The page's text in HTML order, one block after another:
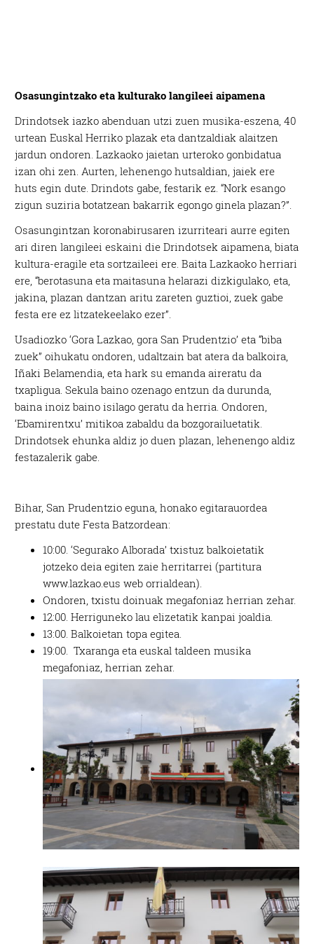
Osasungintzako eta kulturako langileei aipamena
Drindotsek iazko abenduan utzi zuen musika-eszena, 40
urtean Euskal Herriko plazak eta dantzaldiak alaitzen
jardun ondoren. Lazkaoko jaietan urteroko gonbidatua
izan ohi zen. Aurten, lehenengo hutsaldian, jaiek ere
huts egin dute. Drindots gabe, festarik ez. “Nork esango
zigun suziria botatzean bakarrik egongo ginela plazan?”.
Osasungintzan koronabirusaren izurriteari aurre egiten
ari diren langileei eskaini die Drindotsek aipamena, biata
kultura-eragile eta sortzaileei ere. Baita Lazkaoko herriari
ere, “berotasuna eta maitasuna helarazi dizkigulako, eta,
jakina, plazan dantzan aritu zareten guztioi, zuek gabe
festa ere ez litzatekeelako ezer”.
Usadiozko ‘Gora Lazkao, gora San Prudentzio’ eta “biba
zuek” oihukatu ondoren, udaltzain bat atera da balkoira,
Iñaki Belamendia, eta hark su emanda aireratu da
txapligua. Sekula baino ozenago entzun da durunda,
baina inoiz baino isilago geratu da herria. Ondoren,
‘Ebamirentxu’ mitikoa zabaldu da bozgorailuetatik.
Drindotsek ehunka aldiz jo duen plazan, lehenengo aldiz
festazalerik gabe.
Bihar, San Prudentzio eguna, honako egitarauordea
prestatu dute Festa Batzordean:
10:00. ‘Segurako Alborada’ txistuz balkoietatik
jotzeko deia egiten zaie herritarrei (partitura
www.lazkao.eus web orrialdean).
Ondoren, txistu doinuak megafoniaz herrian zehar.
12:00. Herriguneko lau elizetatik kanpai joaldia.
13:00. Balkoietan topa egitea.
19:00. Txaranga eta euskal taldeen musika
megafoniaz, herrian zehar.